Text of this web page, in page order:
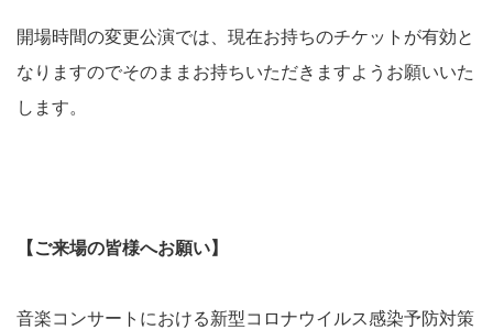
開場時間の変更公演では、現在お持ちのチケットが有効と
なりますのでそのままお持ちいただきますようお願いいた
します。
【ご来場の皆様へお願い】
音楽コンサートにおける新型コロナウイルス感染予防対策